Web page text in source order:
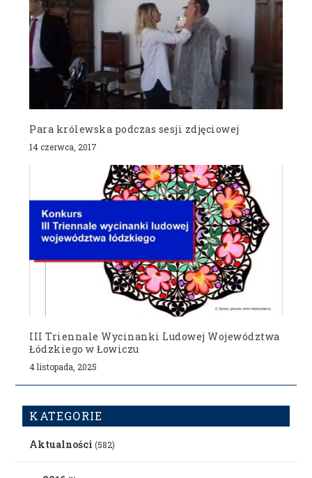
Para królewska podczas sesji zdjęciowej
14 czerwca, 2017
III Triennale Wycinanki Ludowej Województwa
Łódzkiego w Łowiczu
4 listopada, 2025
KATEGORIE
Aktualności (582)